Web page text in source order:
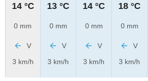
14 °C
0 mm
V
3 km/h
13 °C
0 mm
V
3 km/h
14 °C
0 mm
V
3 km/h
18 °C
0 mm
V
3 km/h